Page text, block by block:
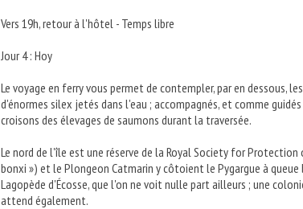
Vers 19h, retour à l'hôtel - Temps libre
Jour 4 : Hoy
Le voyage en ferry vous permet de contempler, par en dessous,
d'énormes silex jetés dans l'eau ; accompagnés, et comme
croisons des élevages de saumons durant la traversée.
Le nord de l'île est une réserve de la Royal Society for Protection
bonxi ») et le Plongeon Catmarin y côtoient le Pygargue à
Lagopède d'Écosse, que l'on ne voit nulle part ailleurs ; une
attend également.